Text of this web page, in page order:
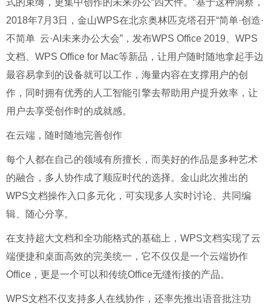
式的束缚，更集中创作的未来办公“四大件。”基于这种洞察，
2018年7月3日，金山WPS在北京奥林匹克塔召开“简单·创造·
不简单 云·AI未来办公大会”，发布WPS Office 2019、WPS
文档、WPS Office for Mac等新品，让用户随时随地拿起手边
最容易拿到的设备就可以工作，海量内容在支撑用户的创
作，同时拥有优秀的人工智能引擎去帮助用户提升效率，让
用户去享受创作时的成就感。
在云端，随时随地完善创作
每个人都在自己的领域有所擅长，而美好的作品是多种艺术
的融合，多人协作成了顺应时代的选择。金山此次推出的
WPS文档操作入口多元化，可实现多人实时讨论、共同编
辑、随心分享。
在支持超大文档和全功能格式的基础上，WPS文档实现了云
端便捷和桌面高效的完美统一，它不仅仅是一个云端协作
Office，更是一个可以和传统Office无缝衔接的产品。
WPS文档不仅支持多人在线协作，还率先推出语音批注功